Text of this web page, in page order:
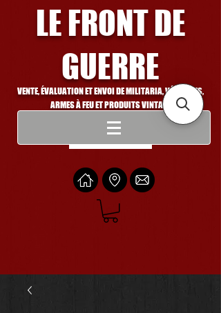
LE FRONT DE
GUERRE
VENTE, ÉVALUATION ET ENVOI DE MILITARIA, VÉHICULES,
ARMES À FEU ET PRODUITS VINTAGE
Se connecter